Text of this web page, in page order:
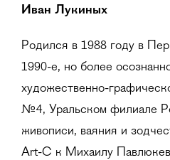
Иван Лукиных
Родился в 1988 году в
1990-е, но более
художественно-
№4, Уральском филиале
живописи, ваяния и
Art-C к Михаилу